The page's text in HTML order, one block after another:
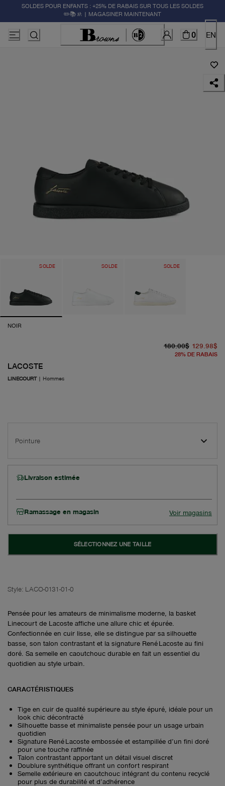
SOLDES POUR ENFANTS : +25% DE RABAIS SUR TOUS LES SOLDES
✏️📚🚸 | MAGASINER MAINTENANT
0 EN
SOLDE SOLDE SOLDE
NOIR
LACOSTE
LINECOURT| Hommes
180.00$ 129.98$
28% DE RABAIS
Pointure
Livraison estimée
Ramassage en magasin Voir magasins
SÉLECTIONNEZ UNE TAILLE
Style: LACO-0131-01-0
Pensée pour les amateurs de minimalisme moderne, la basket
Linecourt de Lacoste affiche une allure chic et épurée.
Confectionnée en cuir lisse, elle se distingue par sa silhouette
basse, son talon contrastant et la signature René Lacoste au fini
doré. Sa semelle en caoutchouc durable en fait un essentiel du
quotidien au style urbain.
CARACTÉRISTIQUES
Tige en cuir de qualité supérieure au style épuré, idéale pour un
look chic décontracté
Silhouette basse et minimaliste pensée pour un usage urbain
quotidien
Signature René Lacoste embossée et estampillée d’un fini doré
pour une touche raffinée
Talon contrastant apportant un détail visuel discret
Doublure synthétique offrant un confort respirant
Semelle extérieure en caoutchouc intégrant du contenu recyclé
pour plus de durabilité et d’adhérence